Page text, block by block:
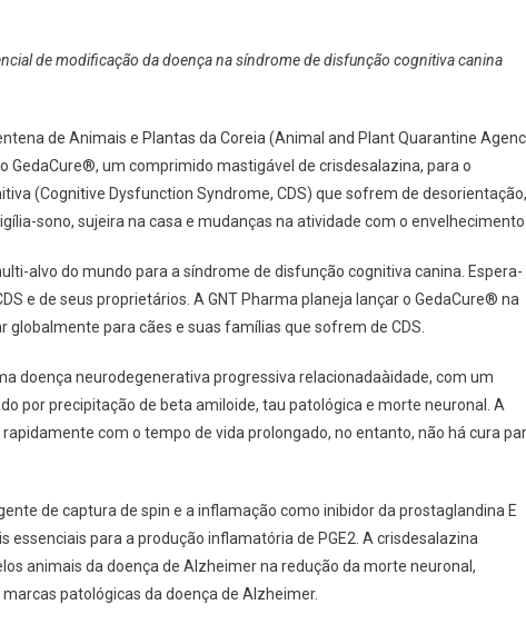
de modificação da doença na síndrome de disfunção cognitiva canina
de Animais e Plantas da Coreia (Animal and Plant Quarantine
GedaCure®, um comprimido mastigável de crisdesalazina, para o
(Cognitive Dysfunction Syndrome, CDS) que sofrem de desorientação,
sono, sujeira na casa e mudanças na atividade com o
alvo do mundo para a síndrome de disfunção cognitiva canina. Espera-
e de seus proprietários. A GNT Pharma planeja lançar o GedaCure® na
para cães e suas famílias que sofrem de CDS.
doença neurodegenerativa progressiva relacionadaàidade, com um
por precipitação de beta amiloide, tau patológica e morte neuronal. A
com o tempo de vida prolongado, no entanto, não há cura
de captura de spin e a inflamação como inibidor da prostaglandina E
para a produção inflamatória de PGE2. A crisdesalazina
animais da doença de Alzheimer na redução da morte neuronal,
patológicas da doença de Alzheimer.